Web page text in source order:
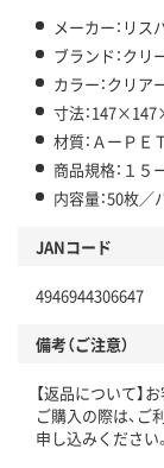
メーカー：リス
ブランド：クリ
カラー：クリア
寸法：
材質：ＡーＰＥ
商品規格：１
内容量：50枚／
JANコード
4946944306647
備考（ご注意）
【返品について】
ご購入の際は、ご
申し込みください。